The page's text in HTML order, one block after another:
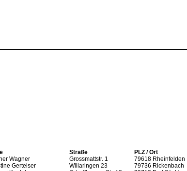
Straße
PLZ / Ort
Wagner Grossmattstr. 1
79618 Rheinfelden
Gerteiser Willaringen 23
79736 Rickenbach